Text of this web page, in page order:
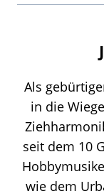
Als
in die
seit dem 10
wie dem